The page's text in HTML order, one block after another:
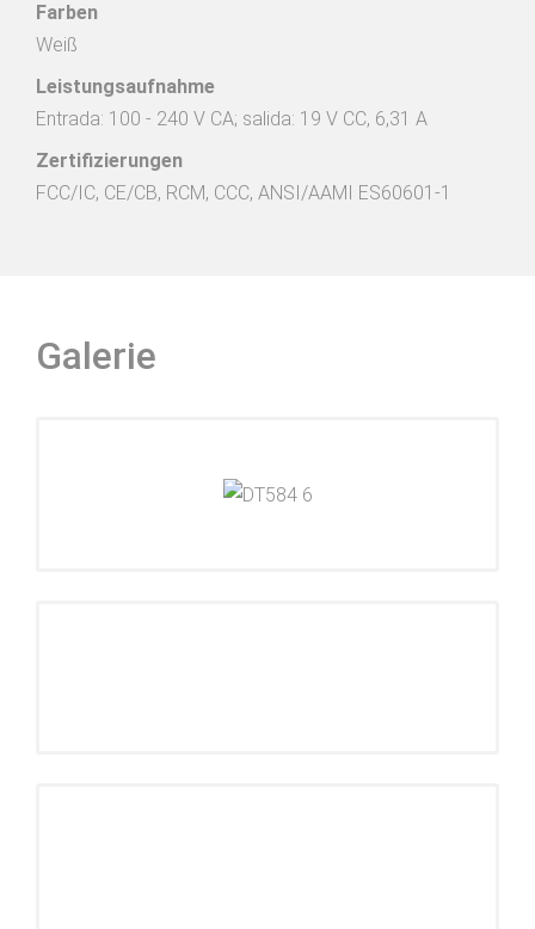
Farben
Weiß
Leistungsaufnahme
Entrada: 100 - 240 V CA; salida: 19 V CC, 6,31 A
Zertifizierungen
FCC/IC, CE/CB, RCM, CCC, ANSI/AAMI ES60601-1
Galerie